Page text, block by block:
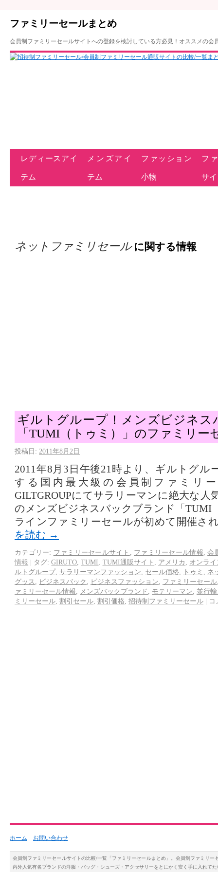
ファミリーセールまとめ
会員制ファミリーセールサイトへの登録を検討している方必見！オススメの
レディースアイ
テム
メンズアイ
テム
ファッション
小物
フ
サ
ネットファミリセールに関する情報
ギルトグループ！メンズビジネス
「TUMI（トゥミ）」のファミリー
投稿日: 2011年8月2日
2011年8月3日午後21時より、ギルトグル
する国内最大級の会員制ファミリ
GILTGROUPにてサラリーマンに絶大な人
のメンズビジネスバックブランド「TUMI
ラインファミリーセールが初めて開催さ
を読む →
カテゴリー: ファミリーセールサイト ファミリーセール情報 ,会
情報 | タグ: GIRUTO ,TUMI TUMI通販サイト アメリカ
オンラ
ルトグループ, サラリーマンファッション セール価格 トゥミ
ネ
グッス
ビジネスバック ビジネスファッション ファミリーセール
ァミリーセール情報
メンズバックブランド モテリーマン
並行
ミリーセール 割引セール 割引価格 招待制ファミリーセール | コ
ホーム お問い合わせ
会員制ファミリーセールサイトの比較/一覧「ファミリーセールまとめ」。会員制ファミリ
内外人気有名ブランドの洋服・バッグ・シューズ・アクセサリーをとにかく安く手に入れて